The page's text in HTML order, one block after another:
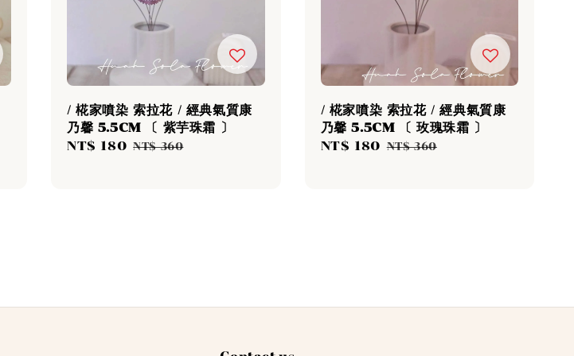
/ 椛家噴染 索拉花 / 經典氣質康
乃馨 5.5CM 〔 紫芋珠霜 〕
Sale
NT$ 180 Regular
NT$ 360
/ 椛家噴染 索拉花 / 經典氣質康
乃馨 5.5CM 〔 玫瑰珠霜 〕
Sale
NT$ 180 Regular
NT$ 360